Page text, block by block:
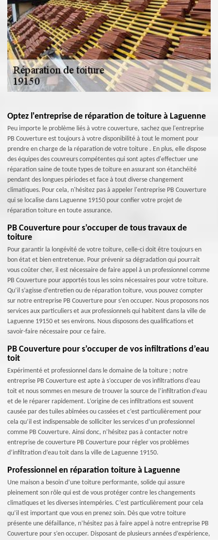
Optez l'entreprise de réparation de toiture à Laguenne
Peu importe le problème liés à votre couverture, sachez que l'entreprise
PB Couverture est toujours à votre disponibilité à tout le moment pour
prendre en charge de la réparation de votre toiture . En plus, elle dispose
des équipes des couvreurs compétentes qui sont aptes d'effectuer une
réparation saine de toute types de toiture en assurant son étanchéité
pendant des longues périodes et face à tout diverse changement
climatiques. Pour cela, n'hésitez pas à appeler l'entreprise PB Couverture
qui se localise dans Laguenne 19150 pour confier votre projet de
réparation toiture en toute assurance.
PB Couverture pour s’occuper de tous travaux de
toiture
Pour garantir la longévité de votre toiture, celle-ci doit être toujours en
bon état et bien entretenue. Pour prévenir sa dégradation qui pourrait
vous coûter cher, il est nécessaire de faire appel à un professionnel comme
PB Couverture pour apportés tous les soins nécessaires pour votre toiture.
Qu’il s’agisse d’entretien ou de réparation toiture, vous pouvez compter
sur notre entreprise PB Couverture pour s’en occuper. Nous proposons nos
services aux particuliers et aux professionnels qui habitent dans la ville de
Laguenne 19150 et ses environs. Nous disposons des qualifications et
savoir-faire nécessaire pour ce faire.
PB Couverture pour s’occuper de vos infiltrations d’eau
toit
Expérimenté et professionnel dans le domaine de la toiture ; notre
entreprise PB Couverture est apte à s’occuper de vos infiltrations d’eau
toit et nous sommes en mesure de trouver la source de l’infiltration d’eau
et de le réparer rapidement. L’origine de ces infiltrations est souvent
causée par des tuiles abîmées ou cassées et c’est particulièrement pour
cela qu’il est indispensable de solliciter les services d’un professionnel
comme PB Couverture. Ainsi donc, n’hésitez pas à contacter notre
entreprise de couverture PB Couverture pour régler vos problèmes
d’infiltration d’eau toit dans la ville de Laguenne 19150.
Professionnel en réparation toiture à Laguenne
Une maison a besoin d’une toiture performante, solide qui assure
pleinement son rôle qui est de vous protéger contre les changements
climatiques et les diverses intempéries. C’est particulièrement pour cela
qu’il est important que vous en prenez soin. Dès que votre toiture
présente une défaillance, n’hésitez pas à faire appel à notre entreprise PB
Couverture pour s’en occuper. Disposant de plusieurs années d’expérience,